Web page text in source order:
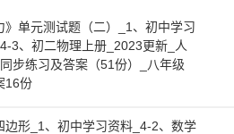
》单元测试题（二）_1、初中学习
3、初二物理上册_2023更新_人
步练习及答案（51份）_八年级
16份
边形_1、初中学习资料_4-2、数学